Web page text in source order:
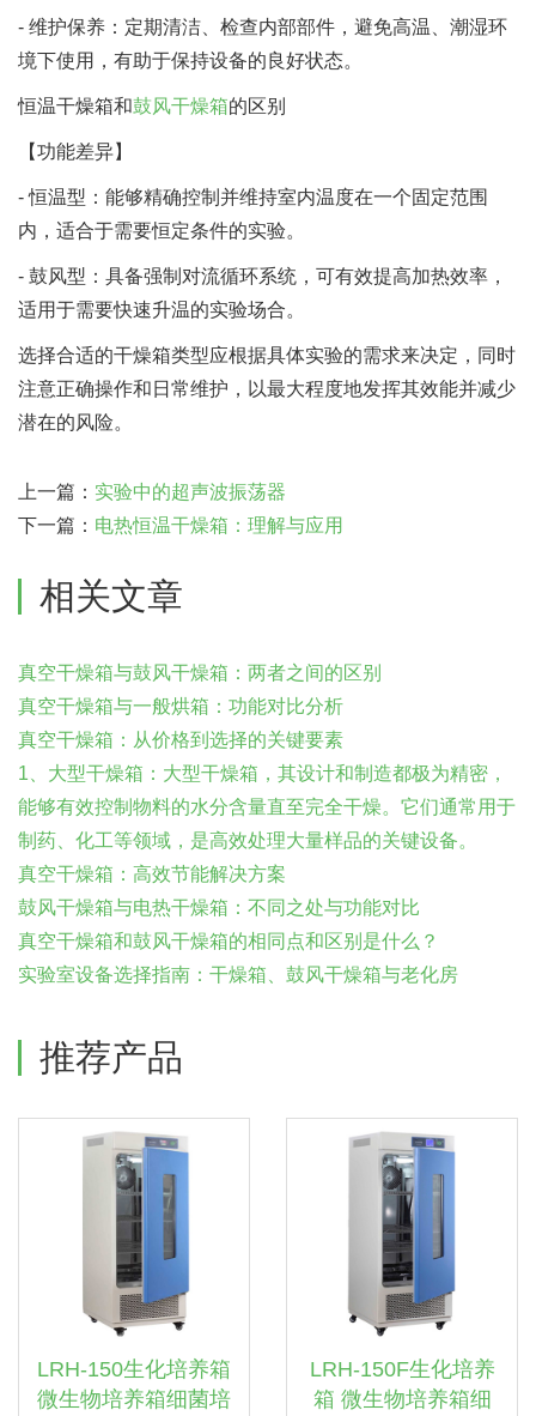
- 维护保养：定期清洁、检查内部部件，避免高温、潮湿环
境下使用，有助于保持设备的良好状态。
恒温干燥箱和鼓风干燥箱的区别
【功能差异】
- 恒温型：能够精确控制并维持室内温度在一个固定范围
内，适合于需要恒定条件的实验。
- 鼓风型：具备强制对流循环系统，可有效提高加热效率，
适用于需要快速升温的实验场合。
选择合适的干燥箱类型应根据具体实验的需求来决定，同时
注意正确操作和日常维护，以最大程度地发挥其效能并减少
潜在的风险。
上一篇： 实验中的超声波振荡器
下一篇： 电热恒温干燥箱：理解与应用
相关文章
真空干燥箱与鼓风干燥箱：两者之间的区别
真空干燥箱与一般烘箱：功能对比分析
真空干燥箱：从价格到选择的关键要素
1、大型干燥箱：大型干燥箱，其设计和制造都极为精密，
能够有效控制物料的水分含量直至完全干燥。它们通常用于
制药、化工等领域，是高效处理大量样品的关键设备。
真空干燥箱：高效节能解决方案
鼓风干燥箱与电热干燥箱：不同之处与功能对比
真空干燥箱和鼓风干燥箱的相同点和区别是什么？
实验室设备选择指南：干燥箱、鼓风干燥箱与老化房
推荐产品
LRH-150生化培养箱
微生物培养箱细菌培
LRH-150F生化培养
箱 微生物培养箱细